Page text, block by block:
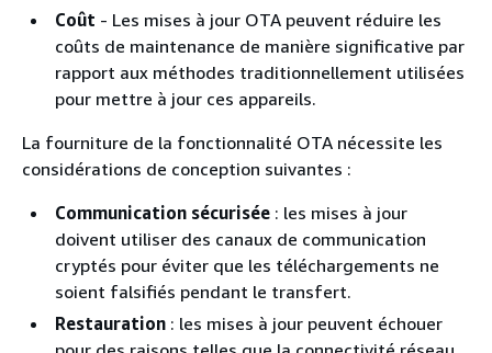
Coût - Les mises à jour OTA peuvent réduire les
coûts de maintenance de manière significative par
rapport aux méthodes traditionnellement utilisées
pour mettre à jour ces appareils.
La fourniture de la fonctionnalité OTA nécessite les
considérations de conception suivantes :
Communication sécurisée : les mises à jour
doivent utiliser des canaux de communication
cryptés pour éviter que les téléchargements ne
soient falsifiés pendant le transfert.
Restauration : les mises à jour peuvent échouer